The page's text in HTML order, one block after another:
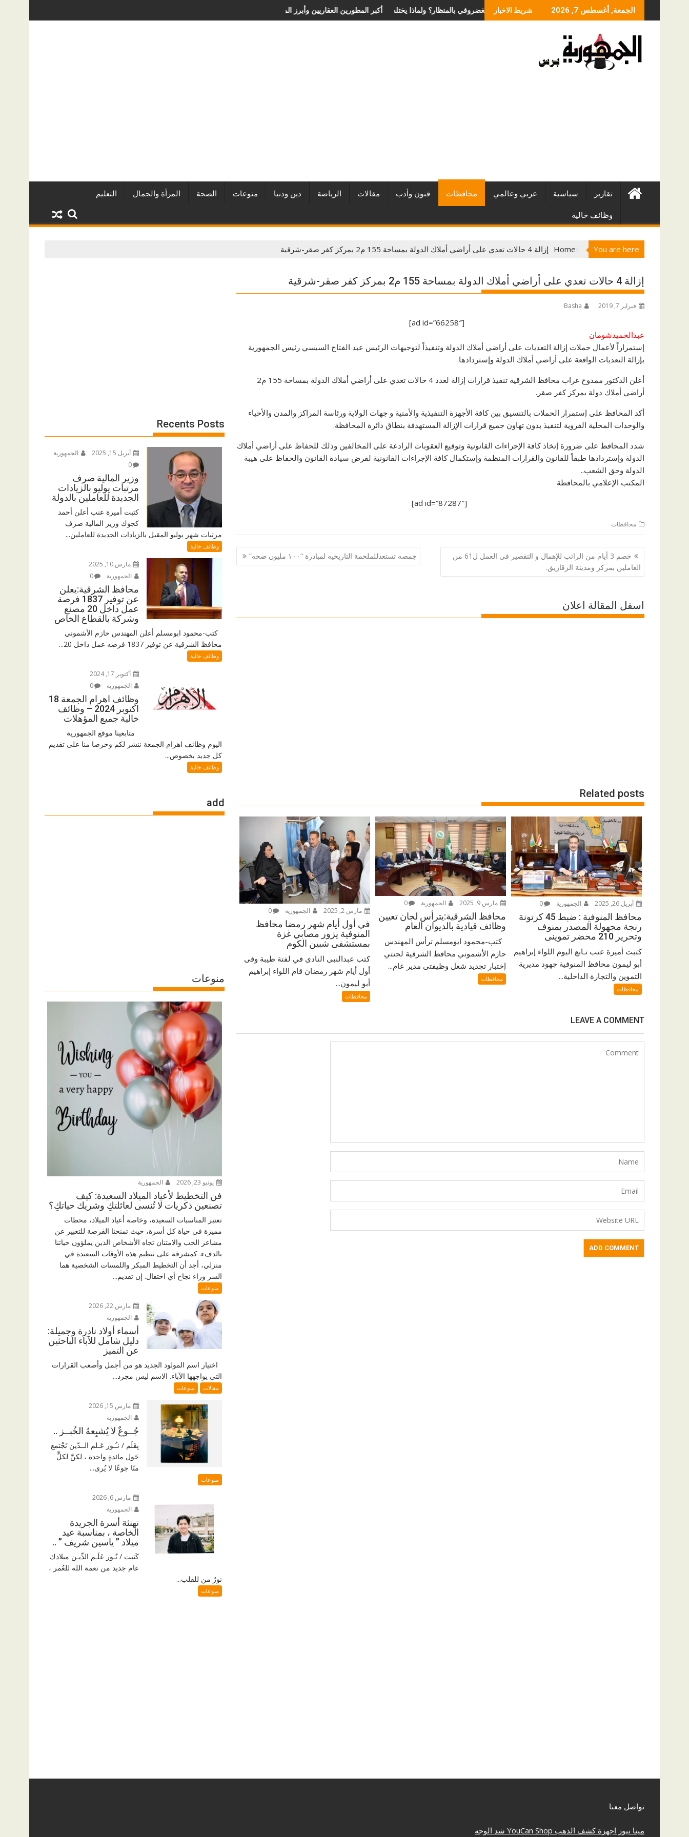
to
الجمعة, أغسطس 7, 2026 شريط الاخبار أفضل شركات التطوير العقاري في مصر من URE | أكبر المطورين العقاريين وأبرز المشروعاتما الذي يحدد سعر عملية الانزلاق الغضروفي بالمنظار؟ ولماذا يختلف من مريض لآخر؟
تقارير سياسية عربي وعالمي محافظات فنون وأدب مقالات الرياضة دين ودنيا منوعات الصحة المرأة والجمال التعليم
وظائف خالية
You are here
Home إزالة 4 حالات تعدي على أراضي أملاك الدولة بمساحة 155 م2 بمركز كفر صقر-شرقية
إزالة 4 حالات تعدي على أراضي أملاك الدولة بمساحة 155 م2 بمركز كفر صقر-شرقية
فبراير 7, 2019 Basha
[ad id=”66258″]
عبدالحميدشومان
إستمراراً لأعمال حملات إزالة التعديات على أراضي أملاك الدولة وتنفيذاً لتوجيهات الرئيس عبد الفتاح السيسي رئيس الجمهورية
بإزالة التعديات الواقعة على أراضي أملاك الدولة وإستردادها.
أعلن الدكتور ممدوح غراب محافظ الشرقية تنفيذ قرارات إزالة لعدد 4 حالات تعدي على أراضي أملاك الدولة بمساحة 155 م2
أراضي أملاك دولة بمركز كفر صقر.
أكد المحافظ على إستمرار الحملات بالتنسيق بين كافة الأجهزة التنفيذية والأمنية و جهات الولاية ورئاسة المراكز والمدن والأحياء
والوحدات المحلية القروية لتنفيذ بدون تهاون جميع قرارات الإزالة المستهدفة بنطاق دائرة المحافظة.
شدد المحافظ على ضرورة إتخاذ كافة الإجراءات القانونية وتوقيع العقوبات الرادعة على المخالفين وذلك للحفاظ على أراضي أملاك
الدولة وإستردادها طبقاً للقانون والقرارات المنظمة وإستكمال كافة الإجراءات القانونية لفرض سيادة القانون والحفاظ على هيبة
الدولة وحق الشعب..
المكتب الإعلامي بالمحافظة
[ad id=”87287″]
محافظات
تصفّح
المقالات
خصم 3 أيام من الراتب للإهمال و التقصير في العمل ل61 من
العاملين بمركز ومدينة الزقازيق.
جمصه تستعدللملحمة التاريخيه لمبادرة “١٠٠ مليون صحه”
اسفل المقالة اعلان
Related posts
أبريل 26, 2025 الجمهورية 0
محافظ المنوفية : ضبط 45 كرتونة
رنجة مجهولة المصدر بمنوف
وتحرير 210 محضر تموينى
كتبت أميرة عنب تـابع اليوم اللواء إبراهيم
أبو ليمون محافظ المنوفية جهود مديرية
التموين والتجارة الداخلية...
محافظات
مارس 9, 2025 الجمهورية 0
محافظ الشرقية:يترأس لجان تعيين
وظائف قيادية بالديوان العام
كتب-محمود ابومسلم ترأس المهندس
حازم الأشموني محافظ الشرقية لجنتي
إختبار تجديد شغل وظيفتى مدير عام...
محافظات
مارس 2, 2025 الجمهورية 0
في أول أيام شهر رمضا محافظ
المنوفية يزور مصابي غزة
بمستشفى شبين الكوم
كتب عبدالنبى النادى في لفتة طيبة وفى
أول أيام شهر رمضان قام اللواء إبراهيم
أبو ليمون...
محافظات
LEAVE A COMMENT
Recents Posts
أبريل 15, 2025
الجمهورية
0
وزير المالية صرف
مرتبات يوليو بالزيادات
الجديدة للعاملين بالدولة
كتبت أميرة عنب أعلن أحمد
كجوك وزير المالية صرف
مرتبات شهر يوليو المقبل بالزيادات الجديدة للعاملين...
وظائف خالية
مارس 10, 2025
الجمهورية
0
محافظ الشرقية:يعلن
عن توفير 1837 فرصة
عمل داخل 20 مصنع
وشركة بالقطاع الخاص
كتب-محمود ابومسلم أعلن المهندس حازم الأشموني
محافظ الشرقية عن توفير 1837 فرصه عمل داخل 20...
وظائف خالية
أكتوبر 17, 2024
الجمهورية
0
وظائف اهرام الجمعة 18
اكتوبر 2024 – وظائف
خالية جميع المؤهلات
متابعينا موقع الجمهورية
اليوم وظائف اهرام الجمعة ننشر لكم وحرصا منا على تقديم
كل جديد بخصوص...
وظائف خالية
add
منوعات
يونيو 23, 2026 الجمهورية
فن التخطيط لأعياد الميلاد السعيدة: كيف
تصنعين ذكريات لا تُنسى لعائلتكِ وشريك حياتكِ؟
تعتبر المناسبات السعيدة، وخاصة أعياد الميلاد، محطات
مميزة في حياة كل أسرة، حيث تمنحنا الفرصة للتعبير عن
مشاعر الحب والامتنان تجاه الأشخاص الذين يملؤون حياتنا
بالدفء. كمشرفة على تنظيم هذه الأوقات السعيدة في
منزلي، أجد أن التخطيط المبكر واللمسات الشخصية هما
السر وراء نجاح أي احتفال. إن تقديم...
منوعات
مارس 22, 2026
الجمهورية
أسماء أولاد نادرة وجميلة:
دليل شامل للآباء الباحثين
عن التميز
اختيار اسم المولود الجديد هو من أجمل وأصعب القرارات
التي يواجهها الآباء. الاسم ليس مجرد...
مقالات منوعات
مارس 15, 2026
الجمهورية
جُــوعٌ لا يُشبِعهُ الخُبــز ..
بِقَلَم / نـُـور عَـلم الــدّين نَجْتمع
حَول مائدةٍ واحدة ، لكنَّ لكلٍّ
منّا جوعًا لا يُرى...
منوعات
مارس 6, 2026
الجمهورية
تهنئة أسرة الجريدة
الخاصة ، بمناسبة عيد
ميلاد ” ياسين شريف ” ..
كَتبت / نُـور عَلَـم الدِّيـن ميلادك
عام جديد من نعمة الله للعُمر ،
نورٌ من للقلب...
منوعات
تواصل معنا
مينا نيوز اجهزة كشف الذهب YouCan Shop شد الوجه